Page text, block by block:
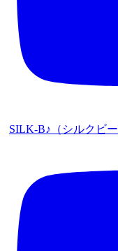
SILK-B♪（シルクビ